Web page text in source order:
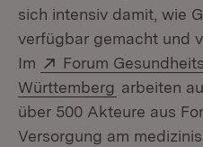
sich intensiv damit, wie
verfügbar gemacht und
Im
Extern:
Forum
Württemberg (Öffnet in
arbeiten
über 500 Akteure aus
Versorgung am